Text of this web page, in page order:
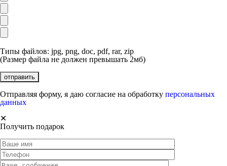
Типы файлов: jpg, png, doc, pdf, rar, zip
(Размер файла не должен превышать 2мб)
Отправляя форму, я даю согласие на обработку персональных
данных
✕
Получить подарок